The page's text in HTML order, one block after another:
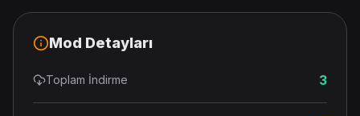
Mod Detayları
Toplam İndirme 3